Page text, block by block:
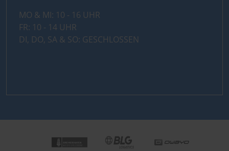
MO & MI: 10 - 16 UHR
FR: 10 - 14 UHR
DI, DO, SA & SO: GESCHLOSSEN